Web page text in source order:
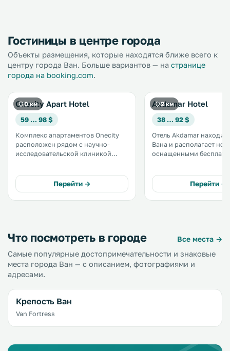
Гостиницы в центре города
Объекты размещения, которые находятся ближе всего к
центру города Ван. Больше вариантов — на странице
города на booking.com.
0 км
Onecity Apart Hotel
59 … 98 $
Комплекс апартаментов Onecity
расположен рядом с научно-
исследовательской клиникой
кондиционером, кабельным
телевидением и мини-кухней.
Перейти →
2 км
Akdamar Hotel
38 … 92 $
Отель Akdamar
Вана и располагает
оснащенными
услуги парикмахера,
экскурсионного бюро и
круглосуточной стойки
Перейти →
Что посмотреть в городе
Все места →
Самые популярные достопримечательности и знаковые
места города Ван — с описанием, фотографиями и
адресами.
Крепость Ван
Van Fortress